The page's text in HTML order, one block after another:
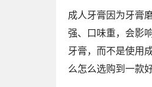
成人牙膏因为牙膏
强、口味重，会影
牙膏，而不是使用
么怎么选购到一款